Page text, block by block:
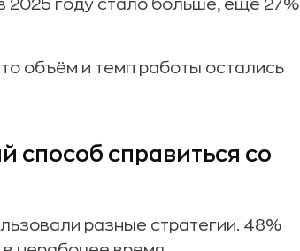
2025 году стало больше, еще 27%
объём и темп работы остались
способ справиться со
разные стратегии. 48%